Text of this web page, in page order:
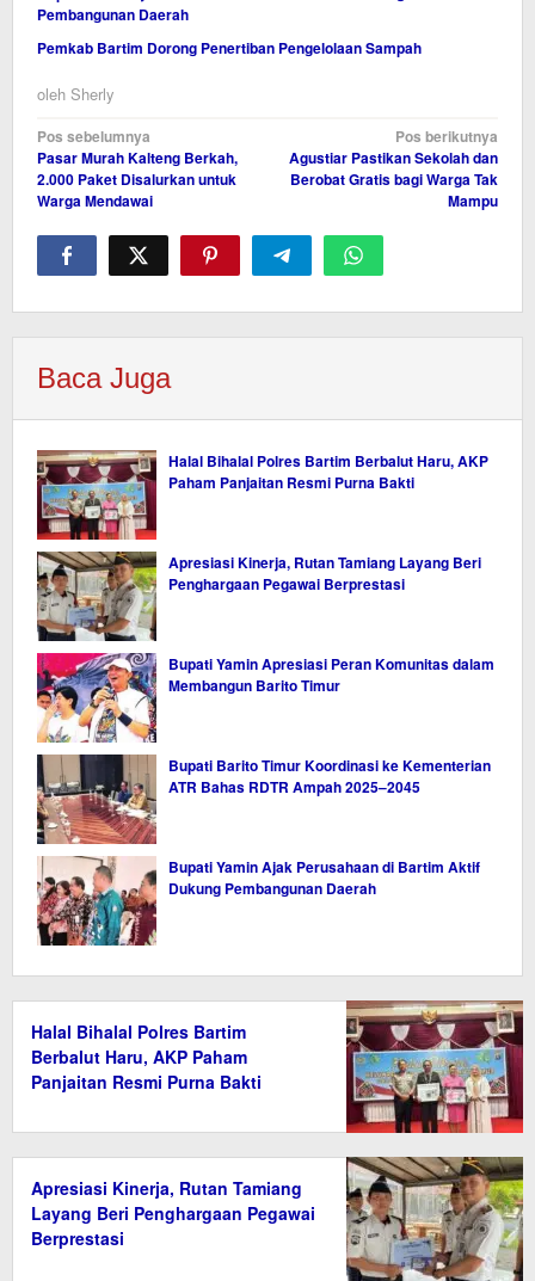
Pembangunan Daerah
Pemkab Bartim Dorong Penertiban Pengelolaan Sampah
oleh Sherly
Navigasi
pos
Pos sebelumnya
Pasar Murah Kalteng Berkah,
2.000 Paket Disalurkan untuk
Warga Mendawai
Pos berikutnya
Agustiar Pastikan Sekolah dan
Berobat Gratis bagi Warga Tak
Mampu
Baca Juga
Halal Bihalal Polres Bartim Berbalut Haru, AKP
Paham Panjaitan Resmi Purna Bakti
Apresiasi Kinerja, Rutan Tamiang Layang Beri
Penghargaan Pegawai Berprestasi
Bupati Yamin Apresiasi Peran Komunitas dalam
Membangun Barito Timur
Bupati Barito Timur Koordinasi ke Kementerian
ATR Bahas RDTR Ampah 2025–2045
Bupati Yamin Ajak Perusahaan di Bartim Aktif
Dukung Pembangunan Daerah
Halal Bihalal Polres Bartim
Berbalut Haru, AKP Paham
Panjaitan Resmi Purna Bakti
Apresiasi Kinerja, Rutan Tamiang
Layang Beri Penghargaan Pegawai
Berprestasi